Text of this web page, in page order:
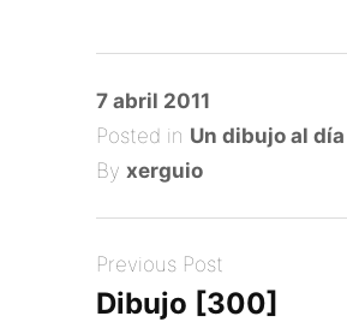
Posted
on
7 abril 2011
Posted in Un dibujo al día
By xerguio
Previous Post
Dibujo [300]